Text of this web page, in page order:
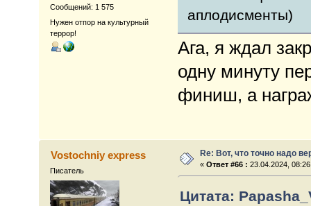
Сообщений: 1 575
Нужен отпор на культурный
террор!
аплодисменты)
Ага, я ждал
одну минуту
финиш, а
Vostochniy express
Писатель
Re: Вот, что точно надо
«Ответ #66 : 23.04.2024,
Цитата: